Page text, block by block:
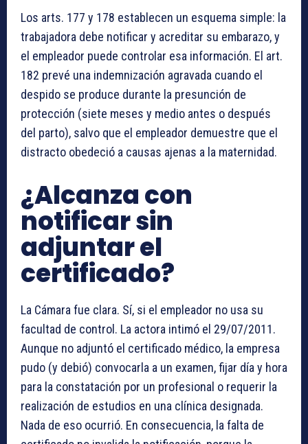
Los arts. 177 y 178 establecen un esquema simple: la
trabajadora debe notificar y acreditar su embarazo, y
el empleador puede controlar esa información. El art.
182 prevé una indemnización agravada cuando el
despido se produce durante la presunción de
protección (siete meses y medio antes o después
del parto), salvo que el empleador demuestre que el
distracto obedeció a causas ajenas a la maternidad.
¿Alcanza con
notificar sin
adjuntar el
certificado?
La Cámara fue clara. Sí, si el empleador no usa su
facultad de control. La actora intimó el 29/07/2011.
Aunque no adjuntó el certificado médico, la empresa
pudo (y debió) convocarla a un examen, fijar día y hora
para la constatación por un profesional o requerir la
realización de estudios en una clínica designada.
Nada de eso ocurrió. En consecuencia, la falta de